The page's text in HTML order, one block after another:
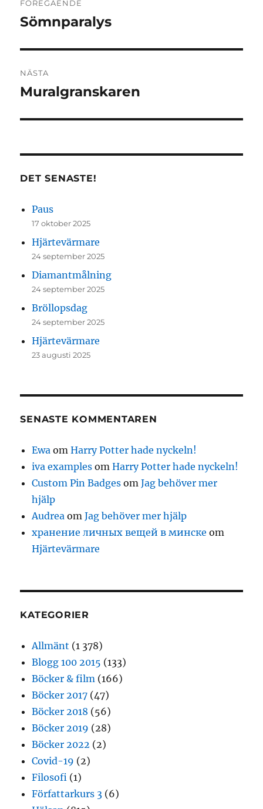
FÖREGÅENDE
Föregående
Sömnparalys
NÄSTA
Nästa
Muralgranskaren
DET SENASTE!
Paus
17 oktober 2025
Hjärtevärmare
24 september 2025
Diamantmålning
24 september 2025
Bröllopsdag
24 september 2025
Hjärtevärmare
23 augusti 2025
SENASTE KOMMENTAREN
Ewa omHarry Potter hade nyckeln!
iva examples omHarry Potter hade nyckeln!
Custom Pin Badges omJag behöver mer
hjälp
Audrea omJag behöver mer hjälp
хранение личных вещей в минске om
Hjärtevärmare
KATEGORIER
Allmänt (1 378)
Blogg 100 2015 (133)
Böcker & film (166)
Böcker 2017 (47)
Böcker 2018 (56)
Böcker 2019 (28)
Böcker 2022 (2)
Covid-19 (2)
Filosofi (1)
Författarkurs 3 (6)